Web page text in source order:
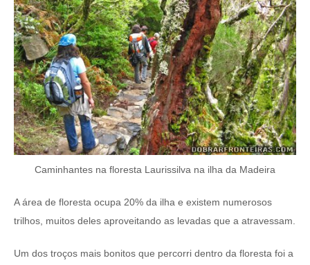
Caminhantes na floresta Laurissilva na ilha da Madeira
A área de floresta ocupa 20% da ilha e existem numerosos
trilhos, muitos deles aproveitando as levadas que a atravessam.
Um dos troços mais bonitos que percorri dentro da floresta foi a